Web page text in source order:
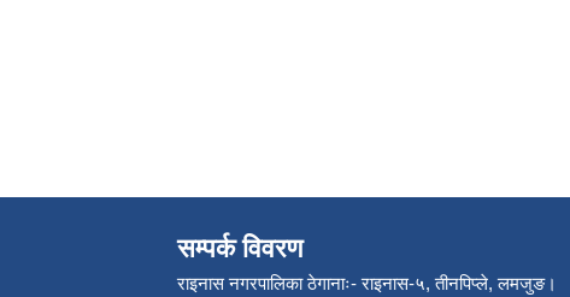
सम्पर्क विवरण
राइनास नगरपालिका ठेगानाः- राइनास-५, तीनपिप्ले, लमजुङ।